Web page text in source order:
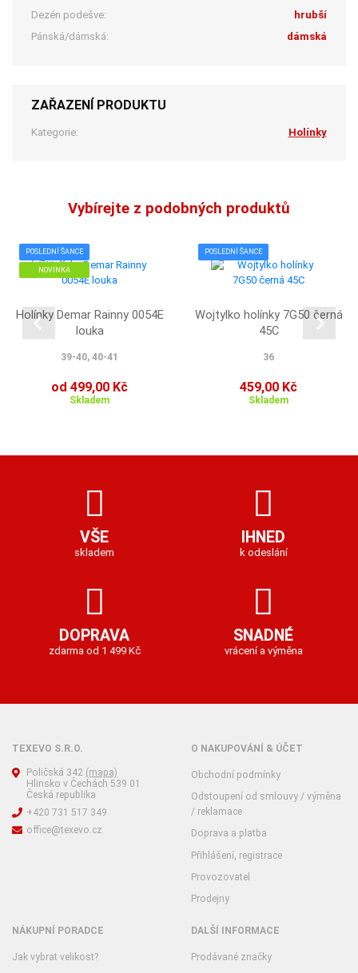
Dezén podešve:
hrubší
Pánská/dámská:
dámská
ZAŘAZENÍ PRODUKTU
Kategorie: Holínky
Vybírejte z podobných produktů
POSLEDNÍ ŠANCE
NOVINKA
Holínky Demar Rainny 0054E
louka
39-40, 40-41
od 499,00 Kč
Skladem
POSLEDNÍ ŠANCE
Wojtylko holínky 7G50 černá
45C
36
459,00 Kč
Skladem
VŠE
skladem
IHNED
k odeslání
DOPRAVA
zdarma od 1 499 Kč
SNADNÉ
vrácení a výměna
TEXEVO S.R.O.
Poličská 342 (mapa)
Hlinsko v Čechách 539 01
Česká republika
+420 731 517 349
office@texevo.cz
O NAKUPOVÁNÍ & ÚČET
Obchodní podmínky
Odstoupení od smlouvy / výměna
/ reklamace
Doprava a platba
Přihlášení, registrace
Provozovatel
Prodejny
NÁKUPNÍ PORADCE
Jak vybrat velikost?
DALŠÍ INFORMACE
Prodávané značky